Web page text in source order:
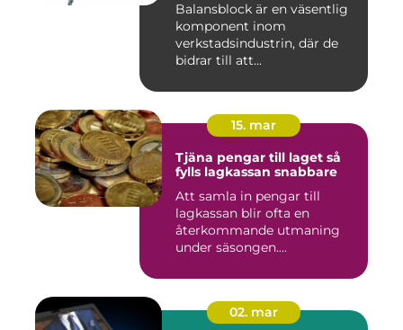
Balansblock är en väsentlig
komponent inom
verkstadsindustrin, där de
bidrar till att...
15. mar
Tjäna pengar till laget så
fylls lagkassan snabbare
Att samla in pengar till
lagkassan blir ofta en
återkommande utmaning
under säsongen.
02. mar